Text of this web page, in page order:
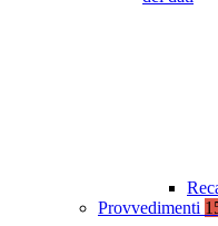
Provvedimenti